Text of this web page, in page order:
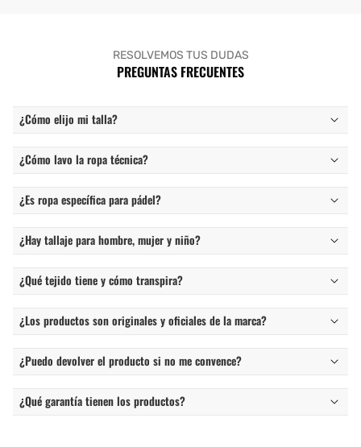
RESOLVEMOS TUS DUDAS
PREGUNTAS FRECUENTES
¿Cómo elijo mi talla?
¿Cómo lavo la ropa técnica?
¿Es ropa específica para pádel?
¿Hay tallaje para hombre, mujer y niño?
¿Qué tejido tiene y cómo transpira?
¿Los productos son originales y oficiales de la marca?
¿Puedo devolver el producto si no me convence?
¿Qué garantía tienen los productos?